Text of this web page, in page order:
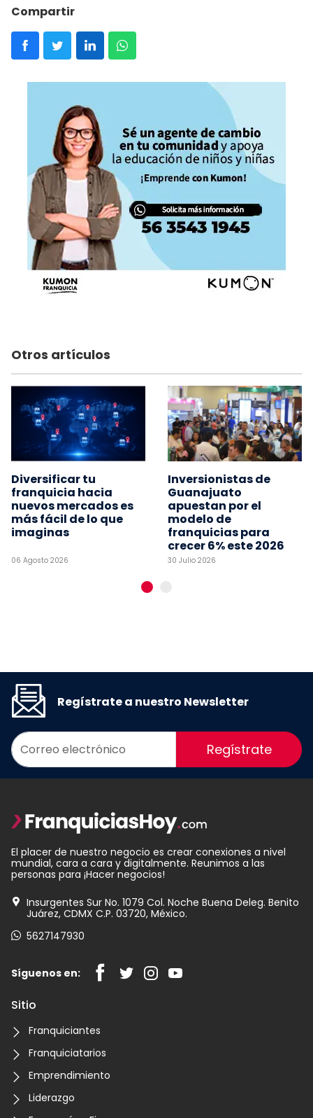
Compartir
Otros artículos
Diversificar tu
franquicia hacia
nuevos mercados es
más fácil de lo que
imaginas
06 Agosto 2026
Inversionistas de
Guanajuato
apuestan por el
modelo de
franquicias para
crecer 6% este 2026
30 Julio 2026
Regístrate a nuestro Newsletter
Regístrate
El placer de nuestro negocio es crear conexiones a nivel
mundial, cara a cara y digitalmente. Reunimos a las
personas para ¡Hacer negocios!
Insurgentes Sur No. 1079 Col. Noche Buena Deleg. Benito
Juárez, CDMX C.P. 03720, México.
5627147930
Síguenos en:
Sitio
Franquiciantes
Franquiciatarios
Emprendimiento
Liderazgo